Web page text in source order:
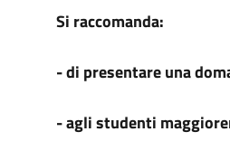
Si raccomanda:
- di presentare una
- agli studenti